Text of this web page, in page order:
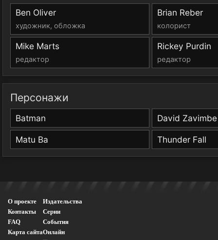
Ben Oliver
художник, обложка
Brian Reber
колорист
Mike Marts
редактор
Rickey Purdin
редактор
Персонажи
Batman David Zavimbe
Matu Ba Thunder Fall
О проекте
Контакты
FAQ
Карта сайта
Издательства
Серии
События
Онлайн